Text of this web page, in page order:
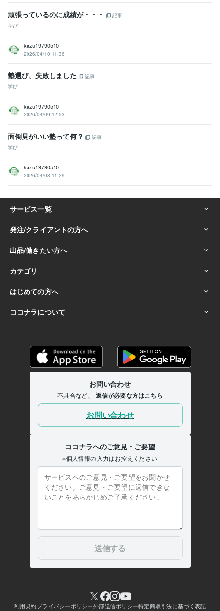
頑張っているのに成績が・・・
記事
学び
kazu19790510
2026/04/10 11:36
塾選び、失敗しました
記事
学び
kazu19790510
2026/04/09 12:53
面倒見がいい塾って何？
記事
学び
kazu19790510
2026/04/08 11:29